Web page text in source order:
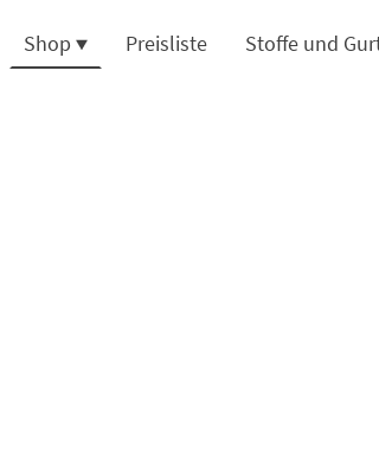
Shop Preisliste Stoffe und